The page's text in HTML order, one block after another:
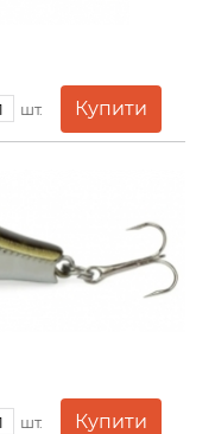
шт.
шт.